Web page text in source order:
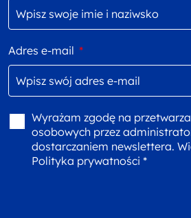
Adres e-mail *
Wyrażam zgodę na
osobowych przez
dostarczaniem newslettera.
Polityka prywatności *